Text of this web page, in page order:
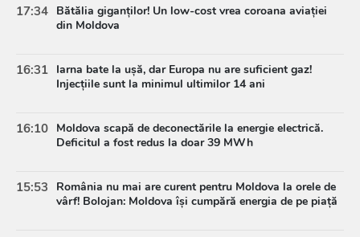
17:34 Bătălia giganților! Un low-cost vrea coroana aviației
din Moldova
16:31 Iarna bate la ușă, dar Europa nu are suficient gaz!
Injecțiile sunt la minimul ultimilor 14 ani
16:10 Moldova scapă de deconectările la energie electrică.
Deficitul a fost redus la doar 39 MWh
15:53
România nu mai are curent pentru Moldova la orele de
vârf! Bolojan: Moldova își cumpără energia de pe piață